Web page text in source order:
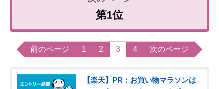
第1位
前のページ 1 2 3 4 次のページ
【楽天】PR：お買い物マラソンは